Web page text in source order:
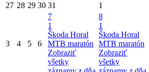
27 28 29 30 31 1
3 4 5 6
7
1
Škoda Horal
MTB maratón
Zobraziť
všetky
8
1
Škoda Horal
MTB maratón
Zobraziť
všetky